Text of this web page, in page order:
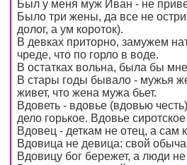
Был у меня муж Иван - не
Было три жены, да все не
долог, а ум короток).
В девках приторно, замужем
чреде, что по горло в воде.
В остатках вольна, была бы
В стары годы бывало - мужья
живет, что жена мужа бьет.
Вдоветь - вдовье (вдовью
дело горькое. Вдовье
Вдовец - деткам не отец, а сам
Вдовица не девица: свой
Вдовицу бог бережет, а люди не